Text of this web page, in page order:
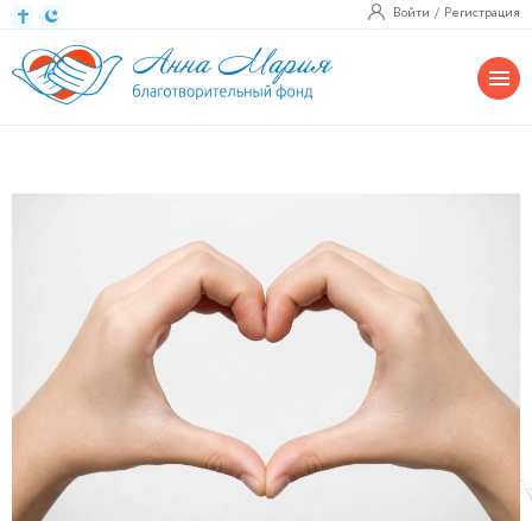
Войти Регистрация